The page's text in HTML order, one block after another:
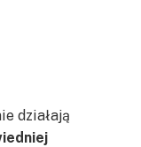
działają